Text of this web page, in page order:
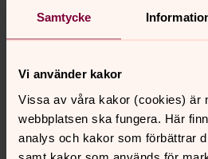
Samtycke
Vi använder kakor
Vissa av våra kakor (cookies) är
webbplatsen ska fungera. Här
analys och kakor som förbättrar
samt kakor som används för
www.colbengtson.com
på Bokmässan.
Tors 26 sep – sön 29 sept 2024,
Mässan